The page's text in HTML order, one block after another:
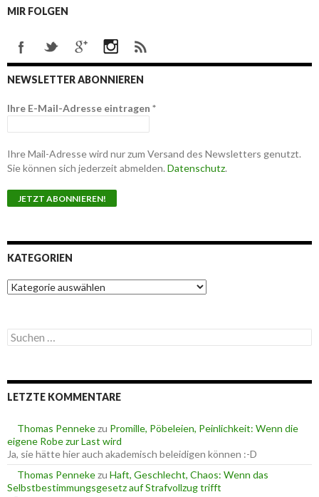
MIR FOLGEN
NEWSLETTER ABONNIEREN
Ihre E-Mail-Adresse eintragen *
Ihre Mail-Adresse wird nur zum Versand des Newsletters genutzt.
Sie können sich jederzeit abmelden. Datenschutz.
KATEGORIEN
K
a
g
o
n
S
u
e
n
c
h
:
LETZTE KOMMENTARE
Thomas Pennekezu Promille, Pöbeleien, Peinlichkeit: Wenn die
eigene Robe zur Last wird
Ja, sie hätte hier auch akademisch beleidigen können :-D
Thomas Pennekezu Haft, Geschlecht, Chaos: Wenn das
Selbstbestimmungsgesetz auf Strafvollzug trifft